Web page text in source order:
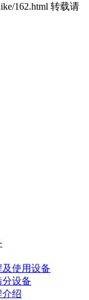
162.html 转载请
使用设备
设备
介绍